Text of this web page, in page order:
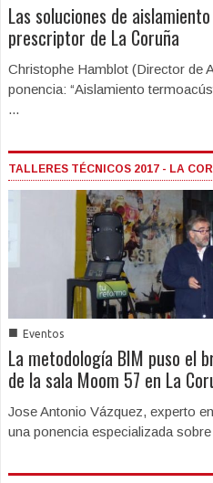
Las soluciones de
prescriptor de La Coruña
Christophe Hamblot (Director de
ponencia: “Aislamiento
...
TALLERES TÉCNICOS 2017 - LA
■ Eventos
La metodología BIM puso el
de la sala Moom 57 en La
Jose Antonio Vázquez, experto
una ponencia especializada